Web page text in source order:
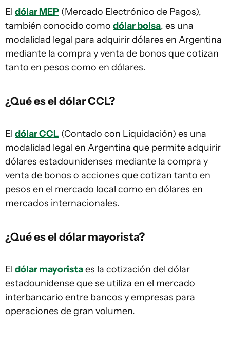
El dólar MEP (Mercado Electrónico de Pagos),
también conocido como dólar bolsa, es una
modalidad legal para adquirir dólares en Argentina
mediante la compra y venta de bonos que cotizan
tanto en pesos como en dólares.
¿Qué es el dólar CCL?
El dólar CCL (Contado con Liquidación) es una
modalidad legal en Argentina que permite adquirir
dólares estadounidenses mediante la compra y
venta de bonos o acciones que cotizan tanto en
pesos en el mercado local como en dólares en
mercados internacionales.
¿Qué es el dólar mayorista?
El dólar mayoristaes la cotización del dólar
estadounidense que se utiliza en el mercado
interbancario entre bancos y empresas para
operaciones de gran volumen.